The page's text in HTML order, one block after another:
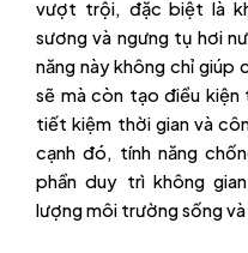
vượt trội, đặc biệt là
sương và ngưng tụ hơi
năng này không chỉ giúp
sẽ mà còn tạo điều kiện
tiết kiệm thời gian và
cạnh đó, tính năng
phần duy trì không
lượng môi trường sống